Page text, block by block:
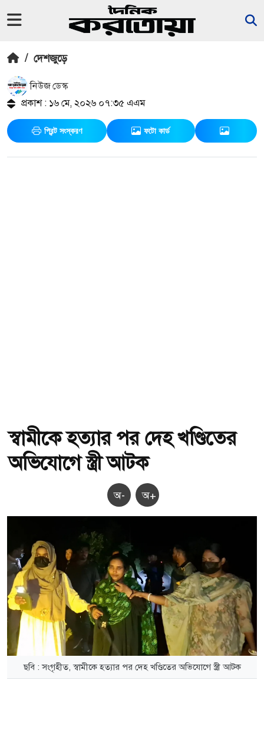
/ দেশজুড়ে
নিউজ ডেস্ক
প্রকাশ : ১৬ মে, ২০২৬ ০৭:৩৫ এএম
প্রিন্ট সংস্করণ ফটো কার্ড
স্বামীকে হত্যার পর দেহ খণ্ডিতের
অভিযোগে স্ত্রী আটক
অ- অ+
ছবি : সংগৃহীত, স্বামীকে হত্যার পর দেহ খণ্ডিতের অভিযোগে স্ত্রী আটক